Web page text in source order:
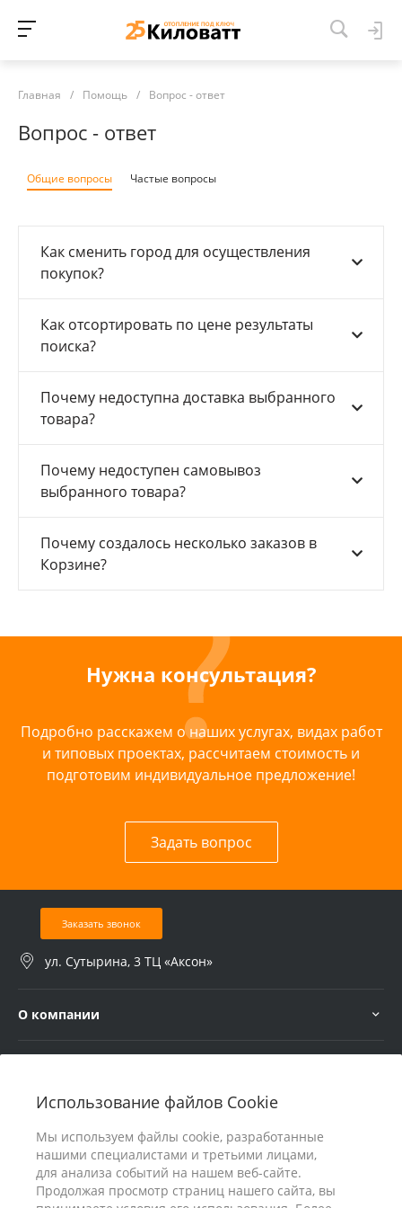
Использование файлов Cookie
Мы используем файлы cookie, разработанные
нашими специалистами и третьими лицами,
для анализа событий на нашем веб-сайте.
Продолжая просмотр страниц нашего сайта, вы
Главная / Помощь / Вопрос - ответ
Вопрос - ответ
Общие вопросы Частые вопросы
Как сменить город для осуществления
покупок?
Как отсортировать по цене результаты
поиска?
Почему недоступна доставка выбранного
товара?
Почему недоступен самовывоз
выбранного товара?
Почему создалось несколько заказов в
Корзине?
Нужна консультация?
Подробно расскажем о наших услугах, видах работ
и типовых проектах, рассчитаем стоимость и
подготовим индивидуальное предложение!
Задать вопрос
Заказать звонок
ул. Сутырина, 3 ТЦ «Аксон»
О компании